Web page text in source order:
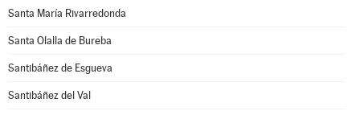
Santa María Rivarredonda
Santa Olalla de Bureba
Santibáñez de Esgueva
Santibáñez del Val